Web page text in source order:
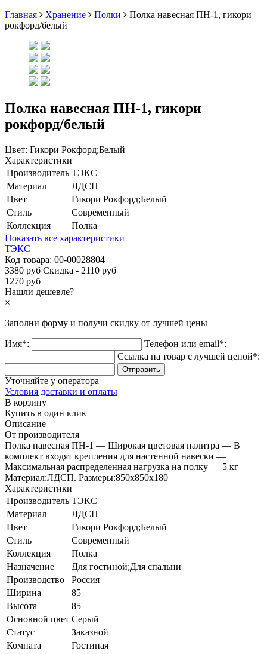
Главная
Хранение Полки
Полка навесная ПН-1, гикори
рокфорд/белый
Полка навесная ПН-1, гикори
рокфорд/белый
Цвет: Гикори Рокфорд;Белый
Характеристики
Производитель ТЭКС
Материал
ЛДСП
Цвет
Гикори Рокфорд;Белый
Стиль
Современный
Коллекция
Полка
Показать все характеристики
ТЭКС
Код товара: 00-00028804
3380 руб Скидка - 2110 руб
1270 руб
Нашли дешевле?
×
Заполни форму и получи скидку от лучшей цены
Имя*:
Телефон или email*:
Ссылка на товар с лучшей ценой*:
Уточняйте у оператора
Условия доставки и оплаты
В корзину
Купить в один клик
Описание
От производителя
Полка навесная ПН-1 — Широкая цветовая палитра — В
комплект входят крепления для настенной навески —
Максимальная распределенная нагрузка на полку — 5 кг
Материал:ЛДСП. Paзмеры:850х850х180
Характеристики
Производитель ТЭКС
Материал
ЛДСП
Цвет
Гикори Рокфорд;Белый
Стиль
Современный
Коллекция
Полка
Назначение
Для гостиной;Для спальни
Производство
Россия
Ширина
85
Высота
85
Основной цвет Серый
Статус
Заказной
Комната
Гостиная